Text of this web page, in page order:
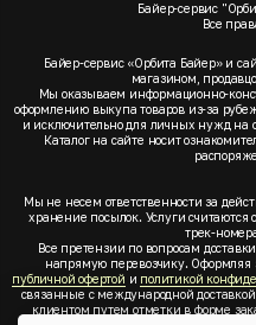
Байер-сервис
Все
Байер-сервис «Орбита Байер» и
магазином,
Мы оказываем информационно-
оформлению выкупа товаров из-за
и исключительно для личных нужд на
Каталог на сайте носит
Мы не несем ответственности за
хранение посылок. Услуги
трек-
Все претензии по вопросам
напрямую перевозчику. Оформляя
публичной офертой и политикой
связанные с международной
клиентом путем отметки в форме